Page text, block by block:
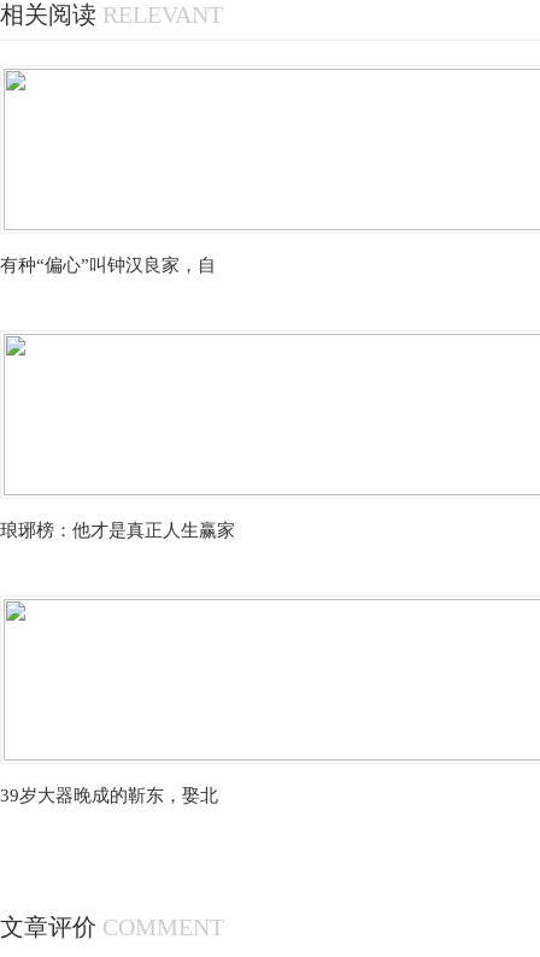
相关阅读 RELEVANT
有种“偏心”叫钟汉良家，自
琅琊榜：他才是真正人生赢家
39岁大器晚成的靳东，娶北
文章评价 COMMENT